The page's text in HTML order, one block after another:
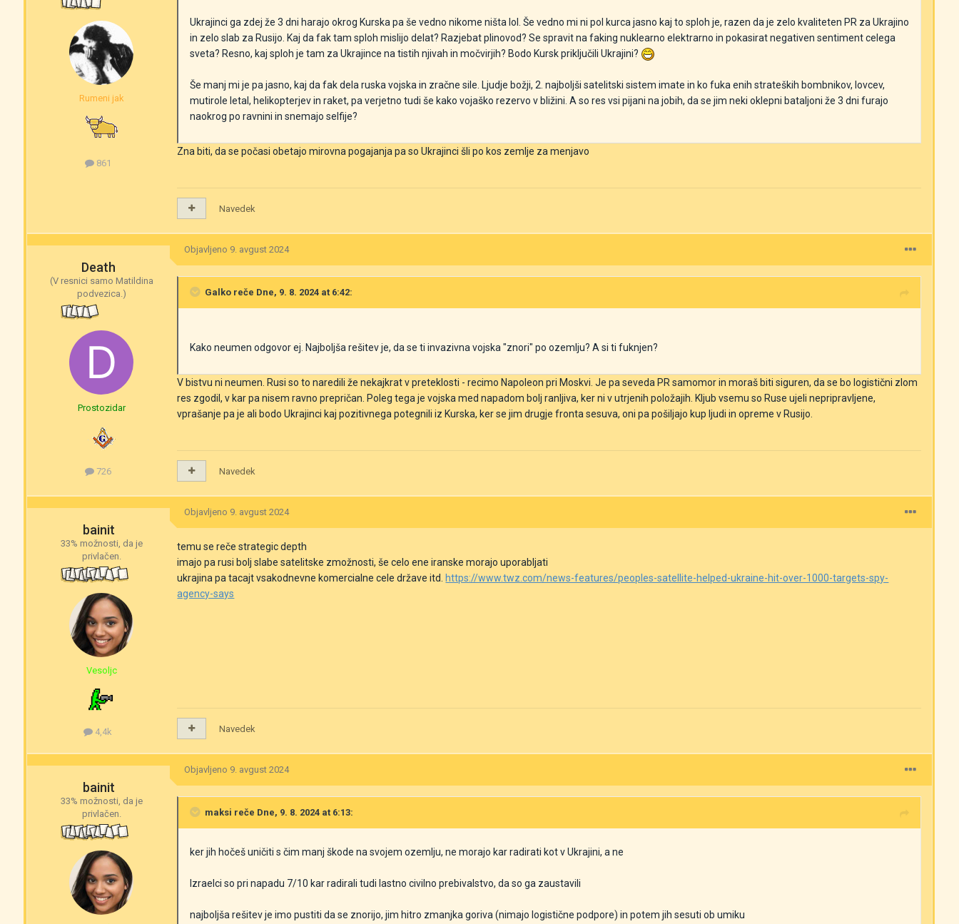
Rumeni jak
861
Ukrajinci ga zdej že 3 dni harajo okrog Kurska pa še vedno nikome ništa lol. Še vedno mi ni pol kurca jasno kaj to sploh je, razen da je zelo kvaliteten PR za Ukrajino
in zelo slab za Rusijo. Kaj da fak tam sploh mislijo delat? Razjebat plinovod? Se spravit na faking nuklearno elektrarno in pokasirat negativen sentiment celega
sveta? Resno, kaj sploh je tam za Ukrajince na tistih njivah in močvirjih? Bodo Kursk priključili Ukrajini?
Še manj mi je pa jasno, kaj da fak dela ruska vojska in zračne sile. Ljudje božji, 2. najboljši satelitski sistem imate in ko fuka enih strateških bombnikov, lovcev,
mutirole letal, helikopterjev in raket, pa verjetno tudi še kako vojaško rezervo v bližini. A so res vsi pijani na jobih, da se jim neki oklepni bataljoni že 3 dni furajo
naokrog po ravnini in snemajo selfije?
Zna biti, da se počasi obetajo mirovna pogajanja pa so Ukrajinci šli po kos zemlje za menjavo
Navedek
Death
(V resnici samo Matildina
podvezica.)
Prostozidar
726
Objavljeno 9. avgust 2024
Galko reče Dne, 9. 8. 2024 at 6:42:
Kako neumen odgovor ej. Najboljša rešitev je, da se ti invazivna vojska "znori" po ozemlju? A si ti fuknjen?
V bistvu ni neumen. Rusi so to naredili že nekajkrat v preteklosti - recimo Napoleon pri Moskvi. Je pa seveda PR samomor in moraš biti siguren, da se bo logistični zlom
res zgodil, v kar pa nisem ravno prepričan. Poleg tega je vojska med napadom bolj ranljiva, ker ni v utrjenih položajih. Kljub vsemu so Ruse ujeli nepripravljene,
vprašanje pa je ali bodo Ukrajinci kaj pozitivnega potegnili iz Kurska, ker se jim drugje fronta sesuva, oni pa pošiljajo kup ljudi in opreme v Rusijo.
Navedek
bainit
33% možnosti, da je
privlačen.
Vesoljc
4,4k
Objavljeno 9. avgust 2024
temu se reče strategic depth
imajo pa rusi bolj slabe satelitske zmožnosti, še celo ene iranske morajo uporabljati
ukrajina pa tacajt vsakodnevne komercialne cele države itd.https://www.twz.com/news-features/peoples-satellite-helped-ukraine-hit-over-1000-targets-spy-
agency-says
Navedek
bainit
33% možnosti, da je
privlačen.
Objavljeno 9. avgust 2024
maksi reče Dne, 9. 8. 2024 at 6:13:
ker jih hočeš uničiti s čim manj škode na svojem ozemlju, ne morajo kar radirati kot v Ukrajini, a ne
Izraelci so pri napadu 7/10 kar radirali tudi lastno civilno prebivalstvo, da so ga zaustavili
najboljša rešitev je imo pustiti da se znorijo, jim hitro zmanjka goriva (nimajo logistične podpore) in potem jih sesuti ob umiku